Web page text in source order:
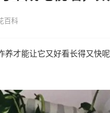
百科
才能让它又好看长得又快